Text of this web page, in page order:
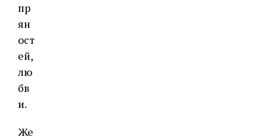
пр
ян
ост
ей,
лю
бв
и.
Же